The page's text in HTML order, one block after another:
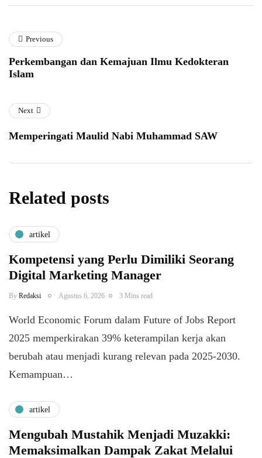
Previous
Perkembangan dan Kemajuan Ilmu Kedokteran
Islam
Next
Memperingati Maulid Nabi Muhammad SAW
Related posts
artikel
Kompetensi yang Perlu Dimiliki Seorang
Digital Marketing Manager
By Redaksi Agustus 6, 2026 3 Mins read
World Economic Forum dalam Future of Jobs Report
2025 memperkirakan 39% keterampilan kerja akan
berubah atau menjadi kurang relevan pada 2025-2030.
Kemampuan…
artikel
Mengubah Mustahik Menjadi Muzakki:
Memaksimalkan Dampak Zakat Melalui